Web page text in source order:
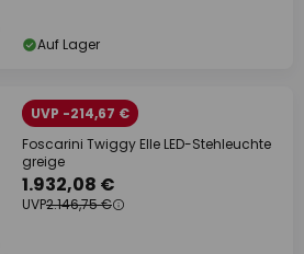
Auf Lager
UVP -214,67 €
Foscarini Twiggy Elle LED-Stehleuchte
greige
1.932,08 €
UVP2.146,75 €